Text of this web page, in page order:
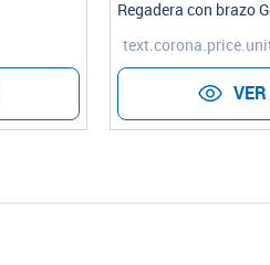
Regadera con brazo